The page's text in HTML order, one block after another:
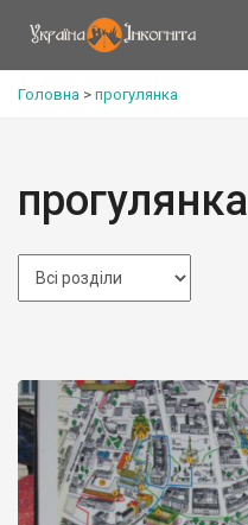
Головна > прогулянка
прогулянка